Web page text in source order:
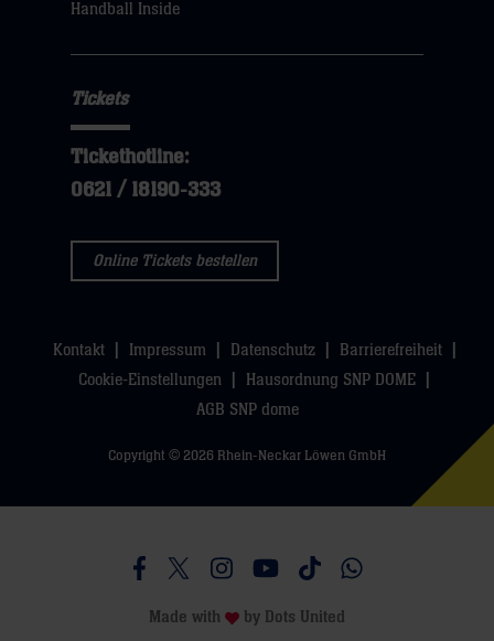
Handball Inside
Tickets
Tickethotline:
0621 / 18190-333
Online Tickets bestellen
Kontakt Impressum Datenschutz
Barrierefreiheit
Cookie-Einstellungen
Hausordnung SNP DOME
AGB SNP dome
Copyright © 2026 Rhein-Neckar Löwen GmbH
Besucht uns auf Facebook
Besucht uns auf Twitter
Besucht uns auf Instagram
Besucht uns auf Youtube
Besucht uns auf
Besucht uns auf
Made with by Dots United